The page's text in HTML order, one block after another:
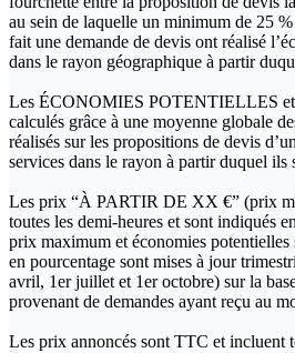
au sein de laquelle un minimum de 25
fait une demande de devis ont réalisé
dans le rayon géographique à partir
Les ÉCONOMIES POTENTIELLES
calculés grâce à une moyenne globale
réalisés sur les propositions de devis
services dans le rayon à partir duquel ils
Les prix “À PARTIR DE XX €” (prix
toutes les demi-heures et sont indiqués
prix maximum et économies potentielles
en pourcentage sont mises à jour
avril, 1er juillet et 1er octobre) sur la
provenant de demandes ayant reçu au
Les prix annoncés sont TTC et incluent